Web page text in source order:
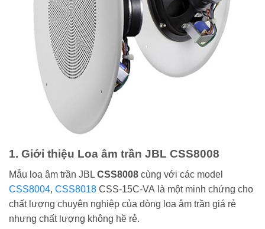
1. Giới thiệu Loa âm trần JBL CSS8008
Mẫu loa âm trần JBL CSS8008 cùng với các model
CSS8004, CSS8018 CSS-15C-VA là một minh chứng cho
chất lượng chuyên nghiệp của dòng loa âm trần giá rẻ
nhưng chất lượng không hề rẻ.